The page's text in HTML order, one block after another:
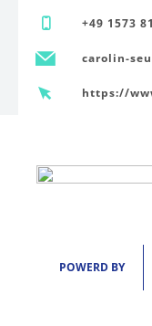
+49 1573
carolin-
https://
POWERD BY